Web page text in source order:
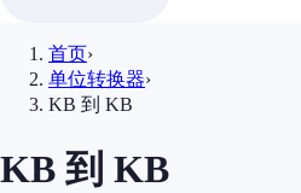
首页›
单位转换器›
KB 到 KB
KB 到 KB